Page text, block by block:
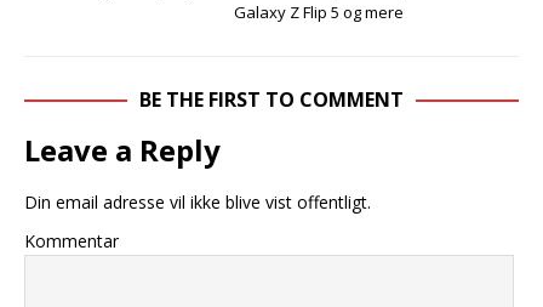
Galaxy Z Flip 5 og mere
BE THE FIRST TO COMMENT
Leave a Reply
Din email adresse vil ikke blive vist offentligt.
Kommentar